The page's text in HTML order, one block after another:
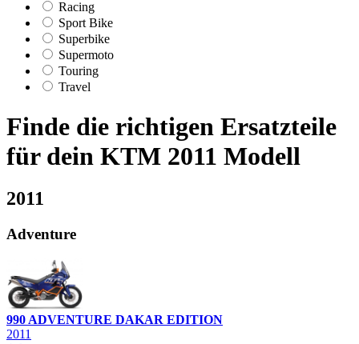
Racing
Sport Bike
Superbike
Supermoto
Touring
Travel
Finde die richtigen Ersatzteile
für dein KTM 2011 Modell
2011
Adventure
990 ADVENTURE DAKAR EDITION
2011